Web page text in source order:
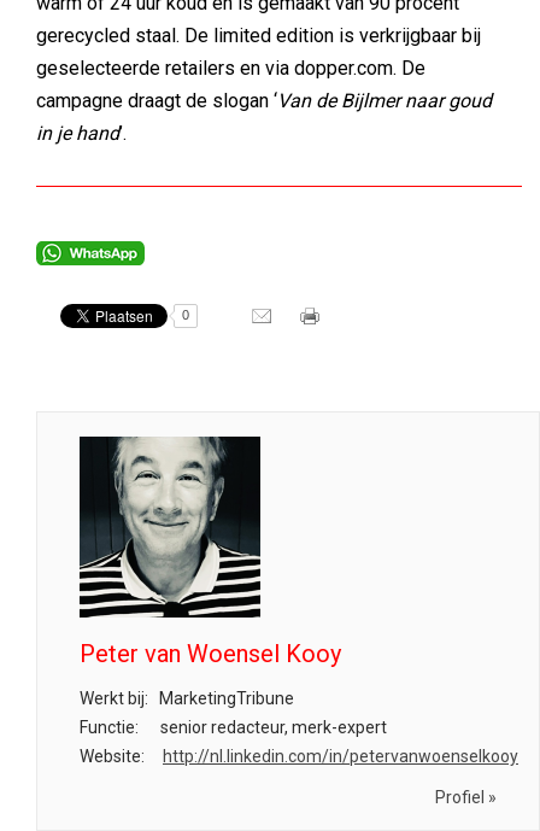
gerecycled staal. De limited edition is verkrijgbaar bij
geselecteerde retailers en via dopper.com. De
campagne draagt de slogan ‘Van de Bijlmer naar goud
in je hand’.
0
Peter van Woensel Kooy
Werkt bij:
MarketingTribune
Functie:
senior redacteur, merk-expert
Website:
http://nl.linkedin.com/in/petervanwoenselkooy
Profiel »